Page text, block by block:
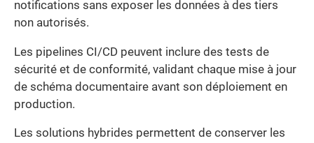
notifications sans exposer les données à des tiers
non autorisés.
Les pipelines CI/CD peuvent inclure des tests de
sécurité et de conformité, validant chaque mise à jour
de schéma documentaire avant son déploiement en
production.
Les solutions hybrides permettent de conserver les